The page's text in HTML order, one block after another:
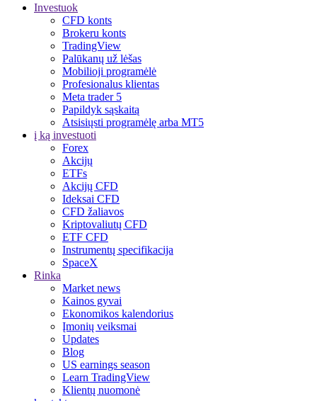
Investuok
CFD konts
Brokeru konts
TradingView
Palūkanų už lėšas
Mobilioji programėlė
Profesionalus klientas
Meta trader 5
Papildyk sąskaitą
Atsisiųsti programėlę arba MT5
į ką investuoti
Forex
Akcijų
ETFs
Akcijų CFD
Ideksai CFD
CFD žaliavos
Kriptovaliutų CFD
ETF CFD
Instrumentų specifikacija
SpaceX
Rinka
Market news
Kainos gyvai
Ekonomikos kalendorius
Įmonių veiksmai
Updates
Blog
US earnings season
Learn TradingView
Klientų nuomonė